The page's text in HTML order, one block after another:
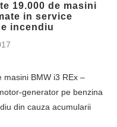
19.000 de masini
in service
incendiu
masini BMW i3 REx –
generator pe benzina
din cauza acumularii